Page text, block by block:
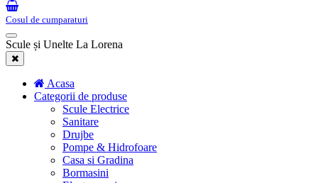
Cosul de cumparaturi
Scule și Unelte La Lorena
Acasa
Categorii de produse
Scule Electrice
Sanitare
Drujbe
Pompe & Hidrofoare
Casa si Gradina
Bormasini